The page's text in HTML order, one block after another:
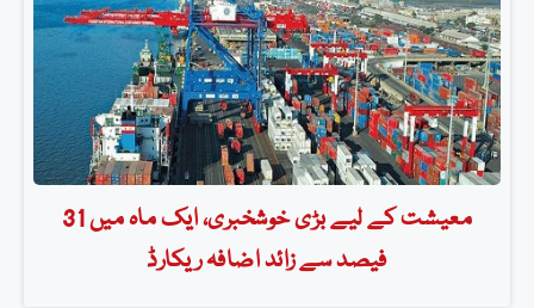
معیشت کے لیے بڑی خوشخبری، ایک ماہ میں 31
فیصد سے زائد اضافہ ریکارڈ